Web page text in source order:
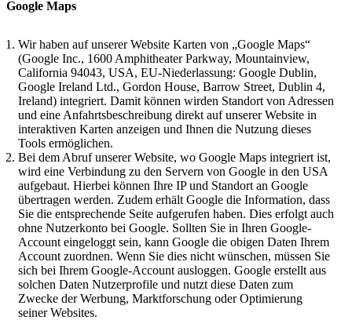
Google Maps
Wir haben auf unserer Website Karten von „Google Maps“
(Google Inc., 1600 Amphitheater Parkway, Mountainview,
California 94043, USA, EU-Niederlassung: Google Dublin,
Google Ireland Ltd., Gordon House, Barrow Street, Dublin 4,
Ireland) integriert. Damit können wirden Standort von Adressen
und eine Anfahrtsbeschreibung direkt auf unserer Website in
interaktiven Karten anzeigen und Ihnen die Nutzung dieses
Tools ermöglichen.
Bei dem Abruf unserer Website, wo Google Maps integriert ist,
wird eine Verbindung zu den Servern von Google in den USA
aufgebaut. Hierbei können Ihre IP und Standort an Google
übertragen werden. Zudem erhält Google die Information, dass
Sie die entsprechende Seite aufgerufen haben. Dies erfolgt auch
ohne Nutzerkonto bei Google. Sollten Sie in Ihren Google-
Account eingeloggt sein, kann Google die obigen Daten Ihrem
Account zuordnen. Wenn Sie dies nicht wünschen, müssen Sie
sich bei Ihrem Google-Account ausloggen. Google erstellt aus
solchen Daten Nutzerprofile und nutzt diese Daten zum
Zwecke der Werbung, Marktforschung oder Optimierung
seiner Websites.